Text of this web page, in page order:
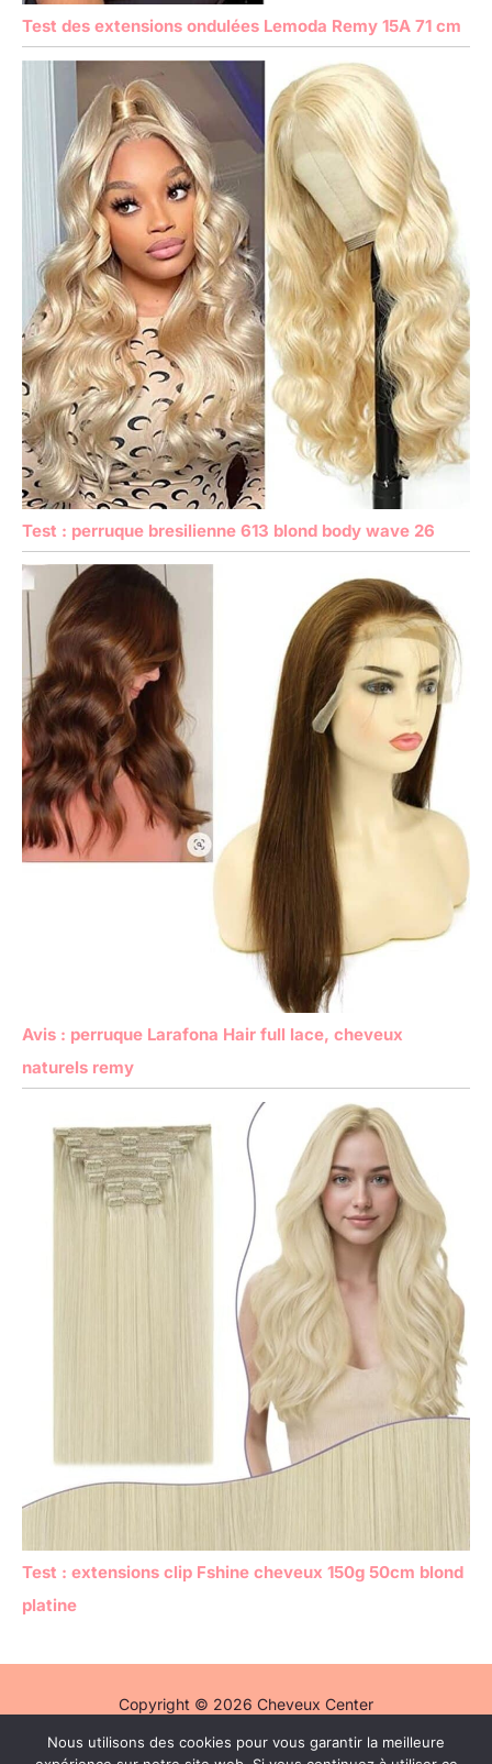
Test des extensions ondulées Lemoda Remy 15A 71 cm
Test : perruque bresilienne 613 blond body wave 26
Avis : perruque Larafona Hair full lace, cheveux
naturels remy
Test : extensions clip Fshine cheveux 150g 50cm blond
platine
Copyright © 2026 Cheveux Center
Politique de confidentialité
Nous utilisons des cookies pour vous garantir la meilleure